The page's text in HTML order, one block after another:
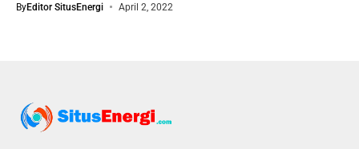
ByEditor SitusEnergi April 2, 2022